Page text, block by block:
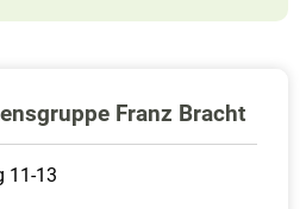
Franz Bracht
11-13